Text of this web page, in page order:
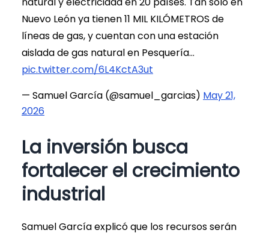
Nuevo León ya tienen 11 MIL KILÓMETROS de
líneas de gas, y cuentan con una estación
aislada de gas natural en Pesquería…
pic.twitter.com/6L4KctA3ut
— Samuel García (@samuel_garcias) May 21,
2026
La inversión busca
fortalecer el crecimiento
industrial
Samuel García explicó que los recursos serán